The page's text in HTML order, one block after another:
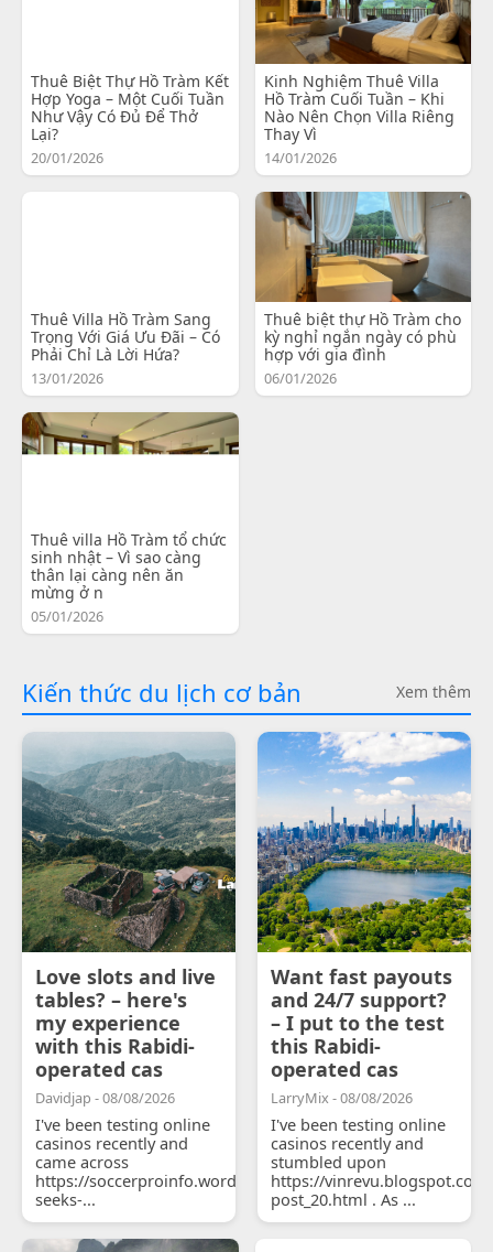
Thuê Biệt Thự Hồ Tràm Kết
Hợp Yoga – Một Cuối Tuần
Như Vậy Có Đủ Để Thở
Lại?
20/01/2026
Kinh Nghiệm Thuê Villa
Hồ Tràm Cuối Tuần – Khi
Nào Nên Chọn Villa Riêng
Thay Vì
14/01/2026
Thuê Villa Hồ Tràm Sang
Trọng Với Giá Ưu Đãi – Có
Phải Chỉ Là Lời Hứa?
13/01/2026
Thuê biệt thự Hồ Tràm cho
kỳ nghỉ ngắn ngày có phù
hợp với gia đình
06/01/2026
Thuê villa Hồ Tràm tổ chức
sinh nhật – Vì sao càng
thân lại càng nên ăn
mừng ở n
05/01/2026
Kiến thức du lịch cơ bản Xem thêm
Love slots and live
tables? – here's
my experience
with this Rabidi-
operated cas
Davidjap - 08/08/2026
I've been testing online
casinos recently and
came across
https://soccerproinfo.wordpress.com/2026/07/11/courtois-
seeks-...
Want fast payouts
and 24/7 support?
– I put to the test
this Rabidi-
operated cas
LarryMix - 08/08/2026
I've been testing online
casinos recently and
stumbled upon
https://
post_20.html . As ...